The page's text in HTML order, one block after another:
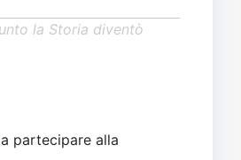
la Storia diventò
a partecipare alla